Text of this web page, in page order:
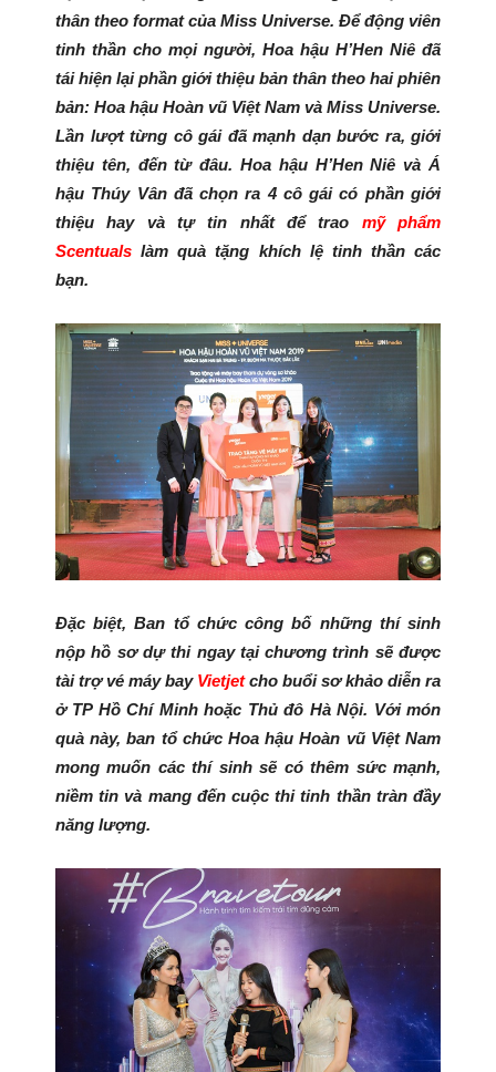
thân theo format của Miss Universe. Để động viên
tinh thần cho mọi người, Hoa hậu H’Hen Niê đã
tái hiện lại phần giới thiệu bản thân theo hai phiên
bản: Hoa hậu Hoàn vũ Việt Nam và Miss Universe.
Lần lượt từng cô gái đã mạnh dạn bước ra, giới
thiệu tên, đến từ đâu. Hoa hậu H’Hen Niê và Á
hậu Thúy Vân đã chọn ra 4 cô gái có phần giới
thiệu hay và tự tin nhất để trao mỹ phẩm
Scentuals làm quà tặng khích lệ tinh thần các
bạn.
Đặc biệt, Ban tổ chức công bố những thí sinh
nộp hồ sơ dự thi ngay tại chương trình sẽ được
tài trợ vé máy bay Vietjetcho buổi sơ khảo diễn ra
ở TP Hồ Chí Minh hoặc Thủ đô Hà Nội. Với món
quà này, ban tổ chức Hoa hậu Hoàn vũ Việt Nam
mong muốn các thí sinh sẽ có thêm sức mạnh,
niềm tin và mang đến cuộc thi tinh thần tràn đầy
năng lượng.